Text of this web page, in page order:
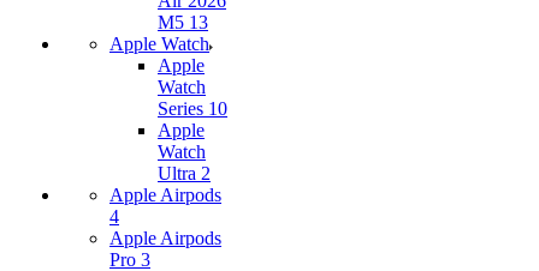
M5 13
Apple Watch
Apple
Watch
Series 10
Apple
Watch
Ultra 2
Apple Airpods
4
Apple Airpods
Pro 3